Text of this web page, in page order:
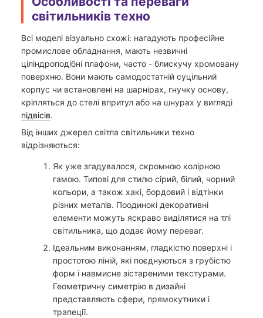
світильників техно
Всі моделі візуально схожі: нагадують професійне
промислове обладнання, мають незвичні
ціліндроподібні плафони, часто - блискучу хромовану
поверхню. Вони мають самодостатній суцільний
корпус чи встановлені на шарнірах, гнучку основу,
кріпляться до стелі впритул або на шнурах у вигляді
підвісів.
Від інших джерел світла світильники техно
відрізняються:
Як уже згадувалося, скромною колірною
гамою. Типові для стилю сірий, білий, чорний
кольори, а також хакі, бордовий і відтінки
різних металів. Поодинокі декоративні
елементи можуть яскраво виділятися на тлі
світильника, що додає йому переваг.
Iдеальним виконанням, гладкістю поверхні і
простотою ліній, які поєднуються з грубістю
форм і навмисне зістареними текстурами.
Геометричну симетрію в дизайні
представляють сфери, прямокутники і
трапеції.